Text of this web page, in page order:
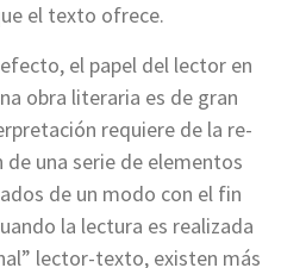
el texto ofrece.
el papel del lector en
obra literaria es de gran
requiere de la re-
una serie de elementos
de un modo con el fin
la lectura es realizada
lector-texto, existen más